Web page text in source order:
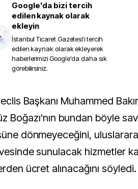
Google'da bizi tercih
edilen kaynak olarak
ekleyin
İstanbul Ticaret Gazetesi'i tercih
edilen kaynak olarak ekleyerek
haberlerimizi Google'da daha sık
görebilirsiniz.
Boğazı'nın bundan böyle
dönmeyeceğini,
sunulacak hizmetler
ücret alınacağını söyledi.